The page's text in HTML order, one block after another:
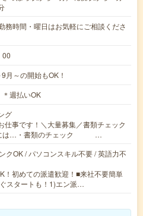
時間・曜日はお気軽にご相談くださ
00
～の開始もOK！
週払いOK
グ
仕事です！＼大量募集／書類チェック
には…・書類のチェック …
クOK / パソコンスキル不要 / 英語力不
！初めての派遣歓迎！■来社不要簡単
スタートも！1)エン派…